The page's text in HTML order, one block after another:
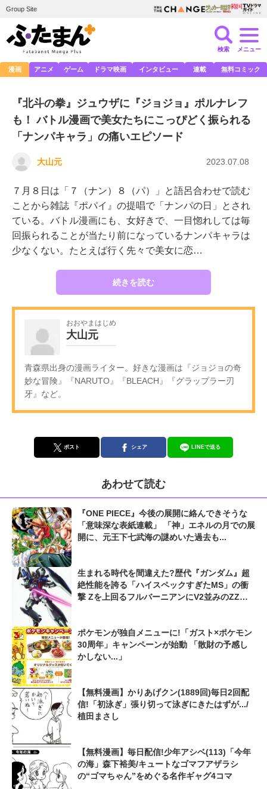
Group Site
検索 メニュー
漫画 アニメ ゲーム ドラマ映画 インタビュー 連載 無料コミック
『北斗の拳』ジュウザに『ジョジョ』ポルナレフ
も！ バトル漫画で美女たちにこっぴどく振られる
「ナンパキャラ」の痛いエピソード
大山元 2023.07.08
７月８日は「７（ナン）８（パ）」と語呂合わせで読む
ことから雑誌『ポパイ』の提唱で「ナンパの日」とされ
ている。バトル漫画にも、女好きで、一目惚れしては毎
回振られることが当たり前になっているナンパキャラは
少なくない。たとえば行く先々で美女に恋…
続きを読む
おおやまはじめ
大山元
青森県出身の漫画ライター。好きな漫画は『ジョジョの奇
妙な冒険』『NARUTO』『BLEACH』『グラップラー刃
牙』など。
ポスト シェア LINEで送る
あわせて読む
『ONE PIECE』今後の展開に絡んできそうな
「意味深な表紙連載」 「神」エネルの月での展
開に、元王下七武海の謎めいた過去も...
生まれる時代を間違えた?歴代『ガンダム』超
絶性能を誇る「ハイスペックすぎたMS」の衝
撃 Zを上回るフルバーニアンにV2並みのZZガ
ポケモンが独自メニューに!「ガスト×ポケモン
30周年」キャンペーンが始動 「散財の予感し
かしない...」
【無料漫画】かりあげクン(1889回)毎日2回配
信!「初泳ぎ」張り切って泳ぎにきたはずが.../
植田まさし
【無料漫画】毎日配信!少年アシベ(113)「今年
の海」森下裕美/キュートなゴマフアザラシ
の“ゴマちゃん”をめぐる名作ギャグ4コマ